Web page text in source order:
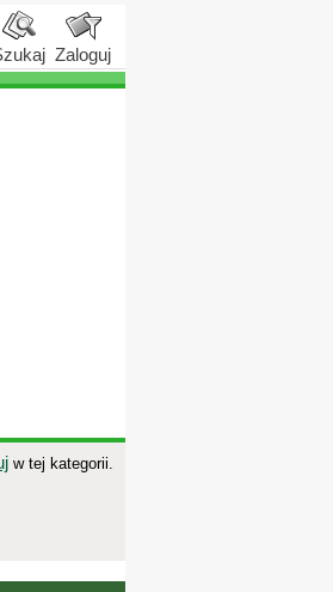
Zaloguj
w tej kategorii.